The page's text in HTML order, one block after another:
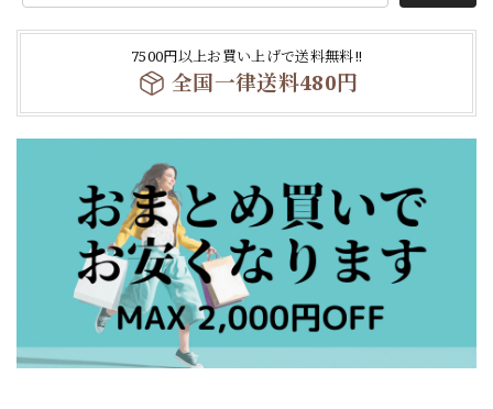
7500円以上お買い上げで送料無料‼
全国一律送料480円